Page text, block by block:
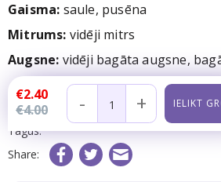
Gaisma: saule, pusēna
Mitrums: vidēji mitrs
Augsne: vidēji bagāta augsne,
€2.40
€4.00
- +
Noliktavā: 29
Preces kods:
Tagus:
Share: